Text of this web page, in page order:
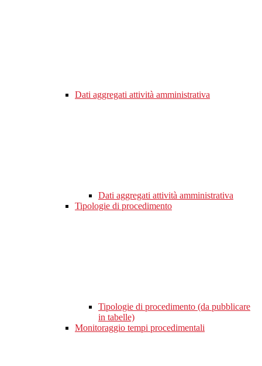
Dati aggregati attività amministrativa
Dati aggregati attività amministrativa
Tipologie di procedimento
Tipologie di procedimento (da pubblicare
in tabelle)
Monitoraggio tempi procedimentali